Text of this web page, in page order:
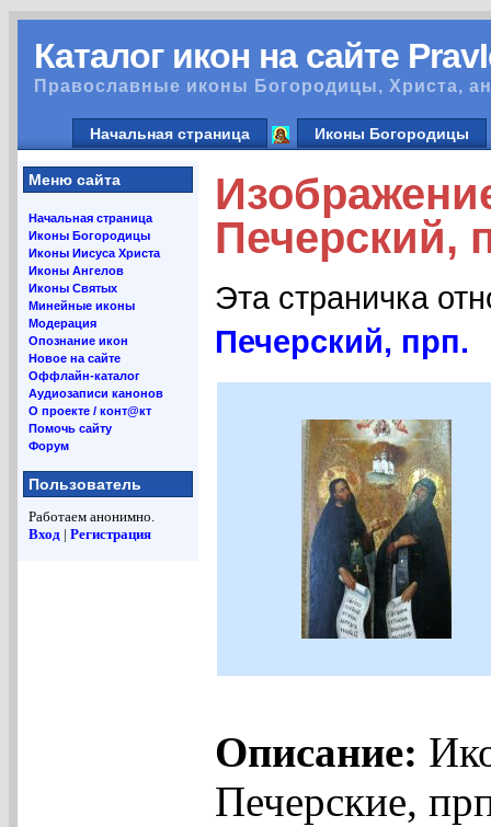
Каталог икон на сайте
Православные иконы Богородицы, Христа,
Начальная страница Иконы Богородицы
Меню сайта
Начальная страница
Иконы Богородицы
Иконы Иисуса Христа
Иконы Ангелов
Иконы Святых
Минейные иконы
Модерация
Опознание икон
Новое на сайте
Оффлайн-каталог
Аудиозаписи канонов
О проекте / конт@кт
Помочь сайту
Форум
Пользователь
Работаем анонимно.
Вход | Регистрация
Печерский,
Эта страничка
Печерский, прп.
Описание:
Печерские,